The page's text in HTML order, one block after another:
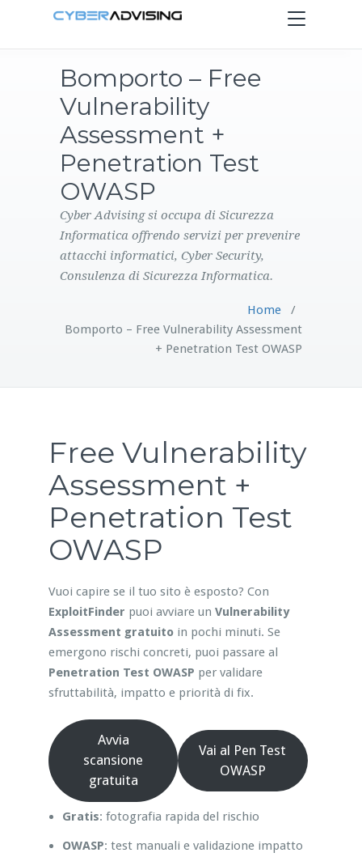
Toggle
navigation
PRODOTTI
CONTATTI
Bomporto – Free
Vulnerability
Assessment +
Penetration Test
OWASP
Cyber Advising si occupa di Sicurezza
Informatica offrendo servizi per prevenire
attacchi informatici, Cyber Security,
Consulenza di Sicurezza Informatica.
Home/
Bomporto – Free Vulnerability Assessment
+ Penetration Test OWASP
Free Vulnerability
Assessment +
Penetration Test
OWASP
Vuoi capire se il tuo sito è esposto? Con
ExploitFinder puoi avviare un Vulnerability
Assessment gratuitoin pochi minuti. Se
emergono rischi concreti, puoi passare al
Penetration Test OWASP per validare
sfruttabilità, impatto e priorità di fix.
Avvia
scansione
gratuita
Vai al Pen Test
OWASP
Gratis: fotografia rapida del rischio
OWASP: test manuali e validazione impatto